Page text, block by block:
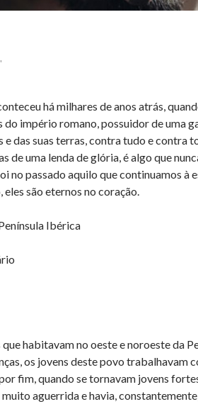
há milhares de anos atrás,
império romano, possuidor de uma
das suas terras, contra tudo e contra
de uma lenda de glória, é algo que
no passado aquilo que continuamos à
são eternos no coração.
Ibérica
habitavam no oeste e noroeste da
os jovens deste povo trabalhavam
fim, quando se tornavam jovens
aguerrida e havia,